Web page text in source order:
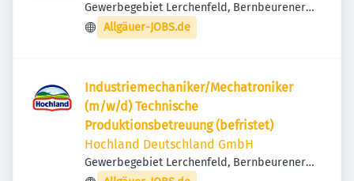
Gewerbegebiet Lerchenfeld, Bernbeurener
Str. 14, 86956 Schongau, Deutschland
Allgäuer-JOBS.de
Industriemechaniker/Mechatroniker
(m/w/d) Technische
Produktionsbetreuung (befristet)
Hochland Deutschland GmbH
Gewerbegebiet Lerchenfeld, Bernbeurener